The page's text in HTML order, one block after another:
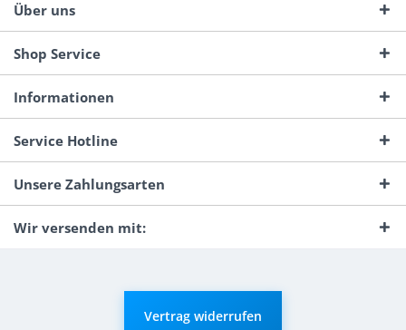
Über uns
Shop Service
Informationen
Service Hotline
Unsere Zahlungsarten
Wir versenden mit:
Vertrag widerrufen